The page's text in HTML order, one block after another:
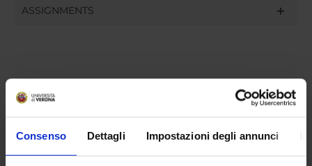
Consenso Dettagli Impostazioni degli annunci
ASSIGNMENTS
GOVERNANCE